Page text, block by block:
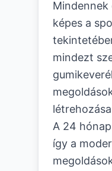
Mindennek
képes a
mindezt
A 24
így a